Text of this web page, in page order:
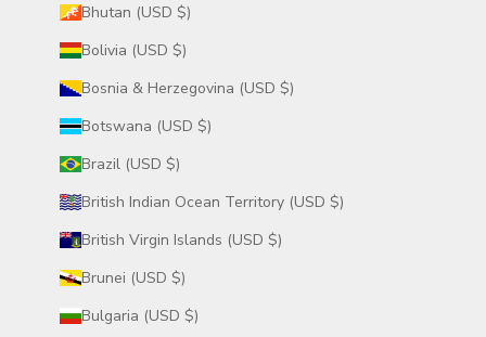
Bhutan (USD $)
Bolivia (USD $)
Bosnia & Herzegovina (USD $)
Botswana (USD $)
Brazil (USD $)
British Indian Ocean Territory (USD $)
British Virgin Islands (USD $)
Brunei (USD $)
Bulgaria (USD $)